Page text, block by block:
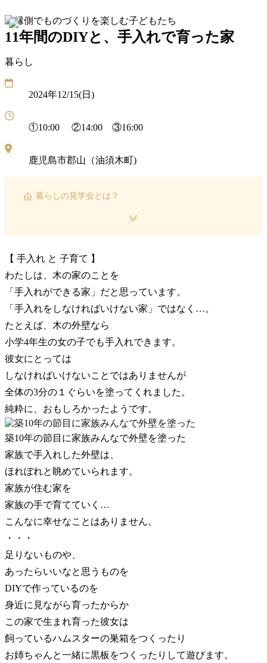
11年間のDIYと、手入れで育
11年間のDIYと、手入れで育った家
暮らし
2024年12/15(日)
①10:00 ②14:00 ③16:00
鹿児島市郡山（油須木町)
暮らしの見学会とは？
【 手入れ と 子育て 】
わたしは、木の家のことを
「手入れができる家」だと思っています。
「手入れをしなければいけない家」ではなく…。
たとえば、木の外壁なら
小学4年生の女の子でも手入れできます。
彼女にとっては
しなければいけないことではありませんが
全体の3分の１ぐらいを塗ってくれました。
純粋に、おもしろかったようです。
築10年の節目に家族みんなで外壁を塗った
家族で手入れした外壁は、
ほれぼれと眺めていられます。
家族が住む家を
家族の手で育てていく…
こんなに幸せなことはありません。
・・・
足りないものや、
あったらいいなと思うものを
DIYで作っているのを
身近に見ながら育ったからか
この家で生まれ育った彼女は
飼っているハムスターの巣箱をつくったり
お姉ちゃんと一緒に黒板をつくったりして遊びます。